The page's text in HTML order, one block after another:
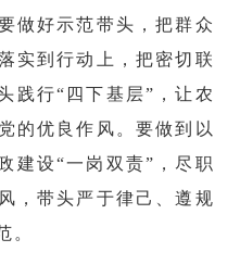
做好示范带头，把群众
实到行动上，把密切联
践行“四下基层”，让农
的优良作风。要做到以
建设“一岗双责”，尽职
，带头严于律己、遵规
。